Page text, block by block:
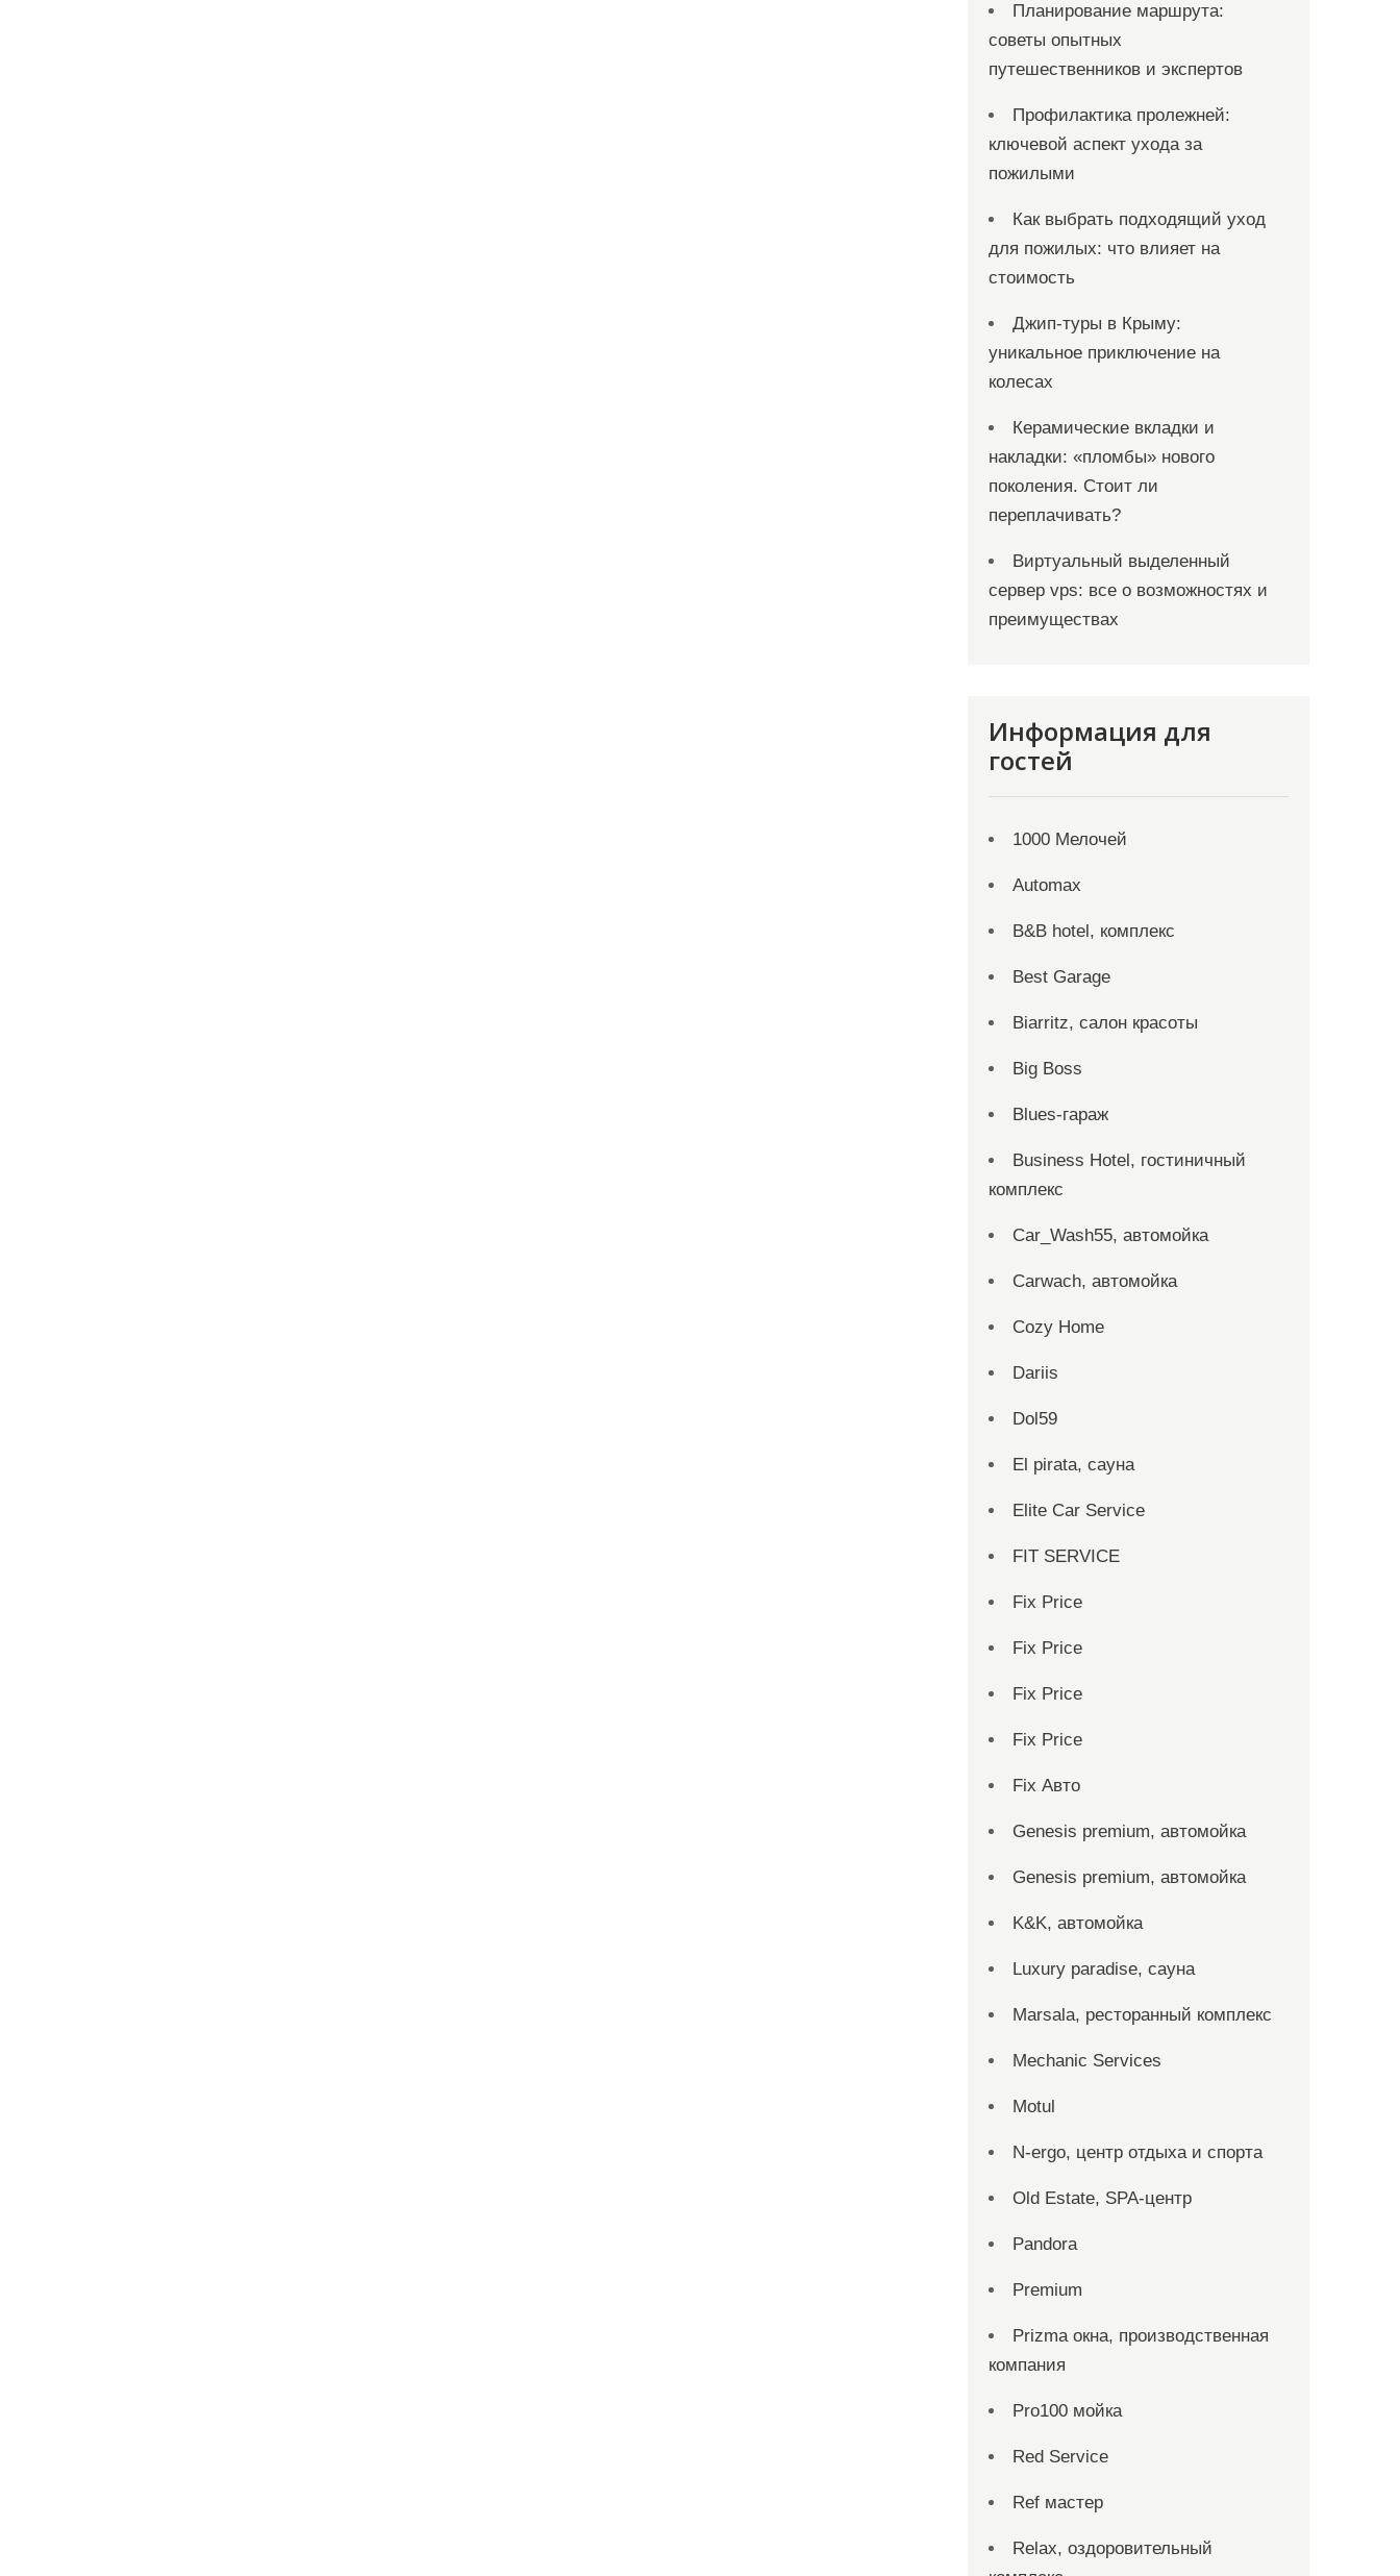
Планирование маршрута:
советы опытных
путешественников и экспертов
Профилактика пролежней:
ключевой аспект ухода за
пожилыми
Как выбрать подходящий уход
для пожилых: что влияет на
стоимость
Джип-туры в Крыму:
уникальное приключение на
колесах
Керамические вкладки и
накладки: «пломбы» нового
поколения. Стоит ли
переплачивать?
Виртуальный выделенный
сервер vps: все о возможностях и
преимуществах
Информация для
гостей
1000 Мелочей
Automax
B&B hotel, комплекс
Best Garage
Biarritz, салон красоты
Big Boss
Blues-гараж
Business Hotel, гостиничный
комплекс
Car_Wash55, автомойка
Carwach, автомойка
Cozy Home
Dariis
Dol59
El pirata, сауна
Elite Car Service
FIT SERVICE
Fix Price
Fix Price
Fix Price
Fix Price
Fix Авто
Genesis premium, автомойка
Genesis premium, автомойка
K&K, автомойка
Luxury paradise, сауна
Marsala, ресторанный комплекс
Mechanic Services
Motul
N-ergo, центр отдыха и спорта
Old Estate, SPA-центр
Pandora
Premium
Prizma окна, производственная
компания
Pro100 мойка
Red Service
Ref мастер
Relax, оздоровительный